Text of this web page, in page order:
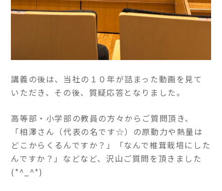
講義の後は、当社の１０年が詰まった動画を見て
いただき、その後、質疑応答となりました。
高等部・小学部の教員の方々からご質問頂き、
「相澤さん（代表の名です☆）の原動力や熱量は
どこからくるんですか？」「なんで椎茸栽培にした
んですか？」などなど、沢山ご質問を頂きました
(*^_^*)